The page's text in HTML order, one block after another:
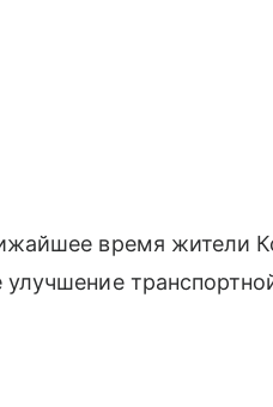
время жители
улучшение